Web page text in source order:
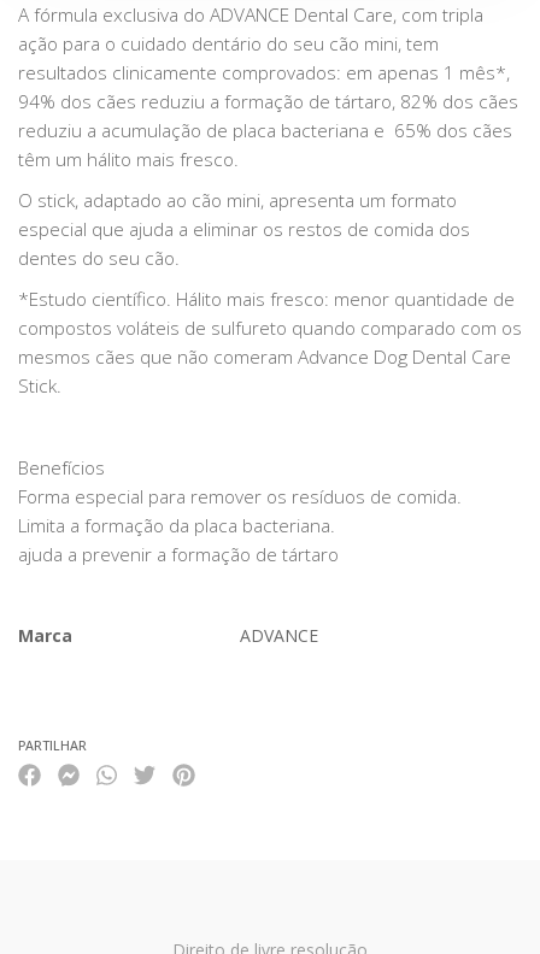
A fórmula exclusiva do ADVANCE Dental Care, com tripla
ação para o cuidado dentário do seu cão mini, tem
resultados clinicamente comprovados: em apenas 1 mês*,
94% dos cães reduziu a formação de tártaro, 82% dos cães
reduziu a acumulação de placa bacteriana e 65% dos cães
têm um hálito mais fresco.
O stick, adaptado ao cão mini, apresenta um formato
especial que ajuda a eliminar os restos de comida dos
dentes do seu cão.
*Estudo científico. Hálito mais fresco: menor quantidade de
compostos voláteis de sulfureto quando comparado com os
mesmos cães que não comeram Advance Dog Dental Care
Stick.
Benefícios
Forma especial para remover os resíduos de comida.
Limita a formação da placa bacteriana.
ajuda a prevenir a formação de tártaro
Marca
ADVANCE
PARTILHAR